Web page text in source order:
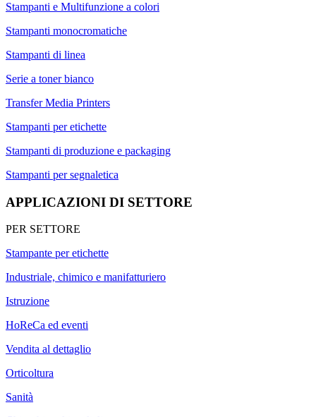
Stampanti e Multifunzione a colori
Stampanti monocromatiche
Stampanti di linea
Serie a toner bianco
Transfer Media Printers
Stampanti per etichette
Stampanti di produzione e packaging
Stampanti per segnaletica
APPLICAZIONI DI SETTORE
PER SETTORE
Stampante per etichette
Industriale, chimico e manifatturiero
Istruzione
HoReCa ed eventi
Vendita al dettaglio
Orticoltura
Sanità